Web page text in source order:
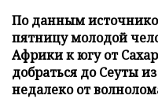
По данным
пятницу молодой
Африки к югу от
добраться до Сеуты
недалеко от